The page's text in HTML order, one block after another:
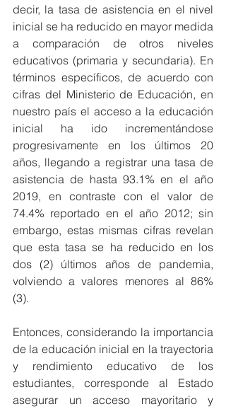
decir, la tasa de asistencia en el nivel
inicial se ha reducido en mayor medida
a comparación de otros niveles
educativos (primaria y secundaria). En
términos específicos, de acuerdo con
cifras del Ministerio de Educación, en
nuestro país el acceso a la educación
inicial ha ido incrementándose
progresivamente en los últimos 20
años, llegando a registrar una tasa de
asistencia de hasta 93.1% en el año
2019, en contraste con el valor de
74.4% reportado en el año 2012; sin
embargo, estas mismas cifras revelan
que esta tasa se ha reducido en los
dos (2) últimos años de pandemia,
volviendo a valores menores al 86%
(3).
Entonces, considerando la importancia
de la educación inicial en la trayectoria
y rendimiento educativo de los
estudiantes, corresponde al Estado
asegurar un acceso mayoritario y